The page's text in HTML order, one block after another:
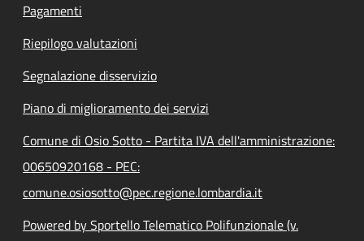
Pagamenti
Riepilogo valutazioni
Segnalazione disservizio
Piano di miglioramento dei servizi
Comune di Osio Sotto - Partita IVA dell'amministrazione:
00650920168 - PEC:
comune.osiosotto@pec.regione.lombardia.it
Powered by Sportello Telematico Polifunzionale (v.